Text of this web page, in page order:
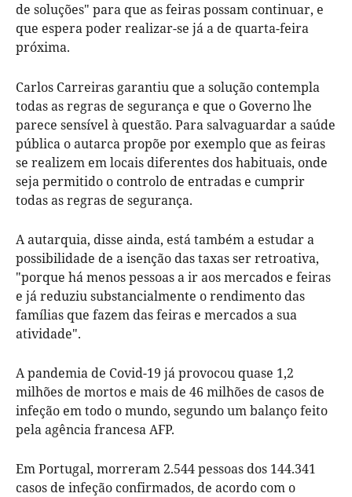
de soluções" para que as feiras possam continuar, e
que espera poder realizar-se já a de quarta-feira
próxima.
Carlos Carreiras garantiu que a solução contempla
todas as regras de segurança e que o Governo lhe
parece sensível à questão. Para salvaguardar a saúde
pública o autarca propõe por exemplo que as feiras
se realizem em locais diferentes dos habituais, onde
seja permitido o controlo de entradas e cumprir
todas as regras de segurança.
A autarquia, disse ainda, está também a estudar a
possibilidade de a isenção das taxas ser retroativa,
"porque há menos pessoas a ir aos mercados e feiras
e já reduziu substancialmente o rendimento das
famílias que fazem das feiras e mercados a sua
atividade".
A pandemia de Covid-19 já provocou quase 1,2
milhões de mortos e mais de 46 milhões de casos de
infeção em todo o mundo, segundo um balanço feito
pela agência francesa AFP.
Em Portugal, morreram 2.544 pessoas dos 144.341
casos de infeção confirmados, de acordo com o